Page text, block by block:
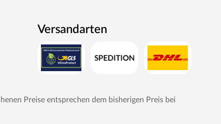
Versandarten
Preise entsprechen dem bisherigen Preis bei